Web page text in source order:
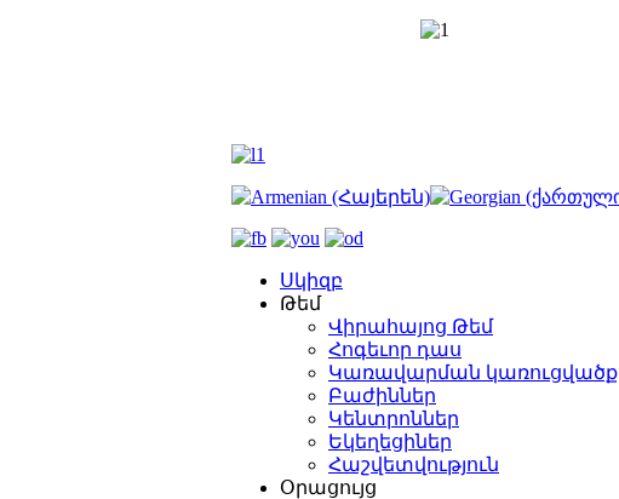
Սկիզբ
Թեմ
Վիրահայոց Թեմ
Հոգեւոր դաս
Կառավարման կառուցվածք
Բաժիններ
Կենտրոններ
Եկեղեցիներ
Հաշվետվություն
Օրացույց